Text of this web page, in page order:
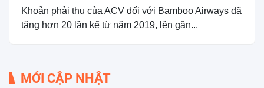
Khoản phải thu của ACV đối với Bamboo Airways đã
tăng hơn 20 lần kể từ năm 2019, lên gần...
MỚI CẬP NHẬT